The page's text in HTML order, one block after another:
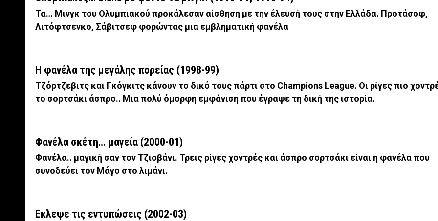
Τα… Μινγκ του Ολυμπιακού προκάλεσαν αίσθηση με την έλευσή τους στην Ελλάδα. Προτάσοφ,
Λιτόφτσενκο, Σάβιτσεφ φορώντας μια εμβληματική φανέλα
Η φανέλα της μεγάλης πορείας (1998-99)
Τζόρτζεβιτς και Γκόγκιτς κάνουν το δικό τους πάρτι στο Champions League. Οι ρίγες πιο
το σορτσάκι άσπρο.. Μια πολύ όμορφη εμφάνιση που έγραψε τη δική της ιστορία.
Φανέλα σκέτη… μαγεία (2000-01)
Φανέλα.. μαγική σαν τον Τζιοβάνι. Τρεις ρίγες χοντρές και άσπρο σορτσάκι είναι η φανέλα που
συνοδεύει τον Μάγο στο λιμάνι.
Εκλεψε τις εντυπώσεις (2002-03)